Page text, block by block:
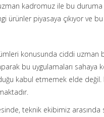
kadromuz ile bu
piyasaya çıkıyor ve
konusunda ciddi uzman
bu uygulamaları
kabul etmemek elde değil.
teknik ekibimiz